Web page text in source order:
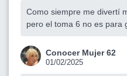
Como siempre me divertí
pero el toma 6 no es para
Conocer Mujer 62
01/02/2025